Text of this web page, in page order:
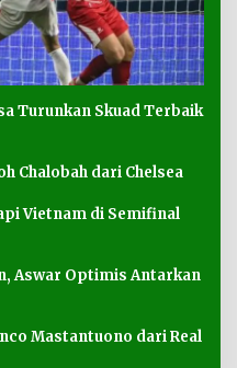
Turunkan Skuad Terbaik
Chalobah dari Chelsea
Vietnam di Semifinal
Aswar Optimis Antarkan
Mastantuono dari Real